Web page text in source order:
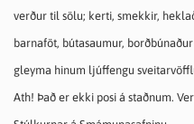
verður til sölu; kerti, smekkir,
barnaföt, bútasaumur,
gleyma hinum ljúffengu
Ath! Það er ekki posi á staðnum.